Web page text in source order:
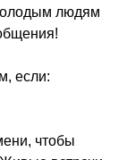
людям
если:
чтобы